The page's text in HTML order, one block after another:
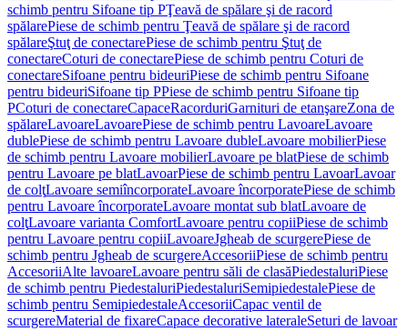
schimb pentru Sifoane tip PŢeavă de spălare şi de racord
spălarePiese de schimb pentru Ţeavă de spălare şi de racord
spălareŞtuţ de conectarePiese de schimb pentru Ştuţ de
conectareCoturi de conectarePiese de schimb pentru Coturi de
conectareSifoane pentru bideuriPiese de schimb pentru Sifoane
pentru bideuriSifoane tip PPiese de schimb pentru Sifoane tip
PCoturi de conectareCapaceRacorduriGarnituri de etanşareZona de
spălareLavoareLavoarePiese de schimb pentru LavoareLavoare
dublePiese de schimb pentru Lavoare dubleLavoare mobilierPiese
de schimb pentru Lavoare mobilierLavoare pe blatPiese de schimb
pentru Lavoare pe blatLavoarPiese de schimb pentru LavoarLavoar
de colţLavoare semiîncorporateLavoare încorporatePiese de schimb
pentru Lavoare încorporateLavoare montat sub blatLavoare de
colţLavoare varianta ComfortLavoare pentru copiiPiese de schimb
pentru Lavoare pentru copiiLavoareJgheab de scurgerePiese de
schimb pentru Jgheab de scurgereAccesoriiPiese de schimb pentru
AccesoriiAlte lavoareLavoare pentru săli de clasăPiedestaluriPiese
de schimb pentru PiedestaluriPiedestaluriSemipiedestalePiese de
schimb pentru SemipiedestaleAccesoriiCapac ventil de
scurgereMaterial de fixareCapace decorative lateraleSeturi de lavoar